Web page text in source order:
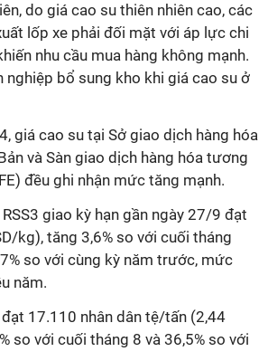
do giá cao su thiên nhiên cao, các
lốp xe phải đối mặt với áp lực chi
nhu cầu mua hàng không mạnh.
nghiệp bổ sung kho khi giá cao su ở
giá cao su tại Sở giao dịch hàng hóa
và Sàn giao dịch hàng hóa tương
đều ghi nhận mức tăng mạnh.
RSS3 giao kỳ hạn gần ngày 27/9 đạt
kg), tăng 3,6% so với cuối tháng
so với cùng kỳ năm trước, mức
năm.
đạt 17.110 nhân dân tệ/tấn (2,44
so với cuối tháng 8 và 36,5% so với